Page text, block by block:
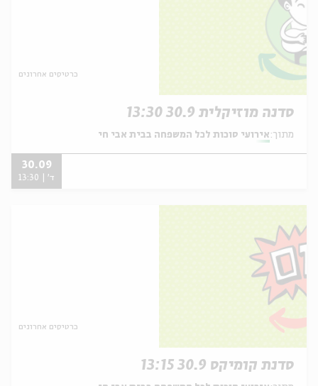
כרטיסים אחרונים
סדנה מוזיקלית 30.9 13:30
מתוך: אירועי סוכות לכל המשפחה בבית אבי חי
30.09
ד' | 13:30
כרטיסים אחרונים
סדנת קומיקס 30.9 13:15